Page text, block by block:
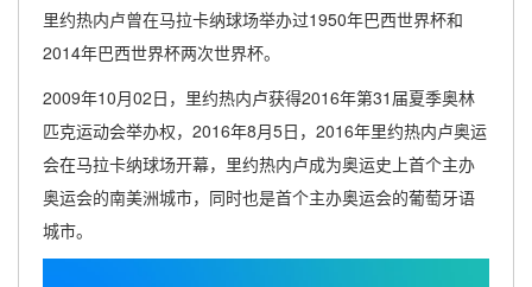
里约热内卢曾在马拉卡纳球场举办过1950年巴西世界杯和
2014年巴西世界杯两次世界杯。
2009年10月02日，里约热内卢获得2016年第31届夏季奥林
匹克运动会举办权，2016年8月5日，2016年里约热内卢奥运
会在马拉卡纳球场开幕，里约热内卢成为奥运史上首个主办
奥运会的南美洲城市，同时也是首个主办奥运会的葡萄牙语
城市。